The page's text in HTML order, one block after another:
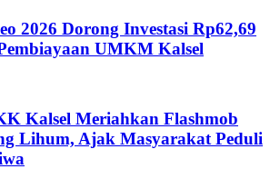
2026 Dorong Investasi Rp62,69
UMKM Kalsel
Kalsel Meriahkan Flashmob
Lihum, Ajak Masyarakat Peduli